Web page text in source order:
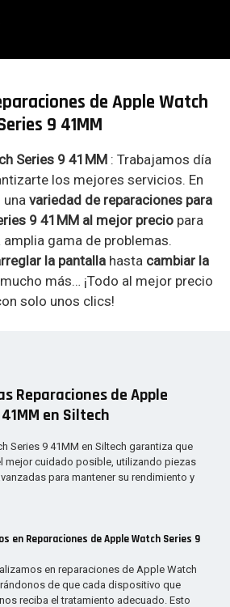
41MM
de Apple Watch
9 41MM
Series 9 41MM : Trabajamos día
los mejores servicios. En
una variedad de reparaciones para
9 41MM al mejor precio para
amplia gama de problemas.
la pantalla hasta cambiar la
mucho más… ¡Todo al mejor precio
solo unos clics!
Reparaciones de Apple
en Siltech
Series 9 41MM en Siltech garantiza que
mejor cuidado posible, utilizando piezas
para mantener su rendimiento y
en Reparaciones de Apple Watch Series 9
en reparaciones de Apple Watch
de que cada dispositivo que
reciba el tratamiento adecuado. Esto